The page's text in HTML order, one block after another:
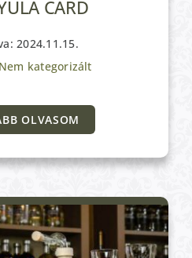
CARD
2024.11.15.
Nem kategorizált
OLVASOM